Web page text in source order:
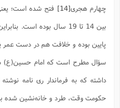
چهارم هجری[14]
فتح شده است؛
بین 14 تا 19 سال بوده است.
پایین بوده و خلافت هم در دست عمر
سؤال مطرح است که امام حسین(ع)
داشته که به فرماندار ری نامه
حکومت وقت، طرد و خانه‌نشین شده